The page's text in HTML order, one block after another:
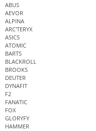
ABUS
AEVOR
ALPINA
ARC'TERYX
ASICS
ATOMIC
BARTS
BLACKROLL
BROOKS
DEUTER
DYNAFIT
F2
FANATIC
FOX
GLORYFY
HAMMER